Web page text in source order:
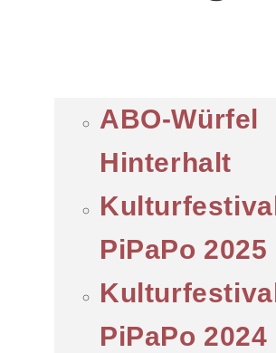
ABO-Würfel
Hinterhalt
Kulturfestival
PiPaPo 2025
Kulturfestival
PiPaPo 2024